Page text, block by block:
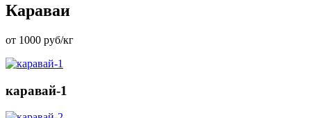
Караваи
от 1000 руб/кг
каравай-1